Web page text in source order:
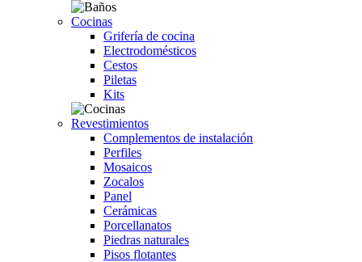
Cocinas
Grifería de cocina
Electrodomésticos
Cestos
Piletas
Kits
Revestimientos
Complementos de instalación
Perfiles
Mosaicos
Zocalos
Panel
Cerámicas
Porcellanatos
Piedras naturales
Pisos flotantes